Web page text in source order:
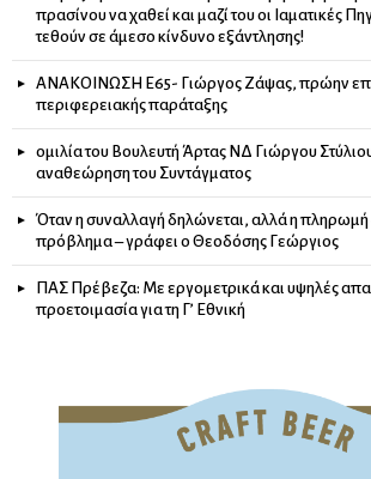
πρασίνου να χαθεί και μαζί του οι Ιαματικές
τεθούν σε άμεσο κίνδυνο εξάντλησης!
ΑΝΑΚΟΙΝΩΣΗ Ε65- Γιώργος Ζάψας, πρώην
περιφερειακής παράταξης
ομιλία του Βουλευτή Άρτας ΝΔ Γιώργου
αναθεώρηση του Συντάγματος
Όταν η συναλλαγή δηλώνεται, αλλά η πληρωμή
πρόβλημα – γράφει ο Θεοδόσης Γεώργιος
ΠΑΣ Πρέβεζα: Με εργομετρικά και υψηλές
προετοιμασία για τη Γ’ Εθνική